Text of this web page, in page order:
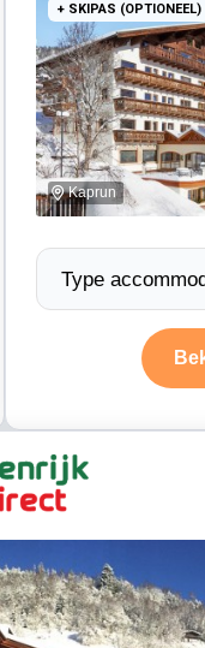
+ SKIPAS (OPTIONEEL)
Kaprun